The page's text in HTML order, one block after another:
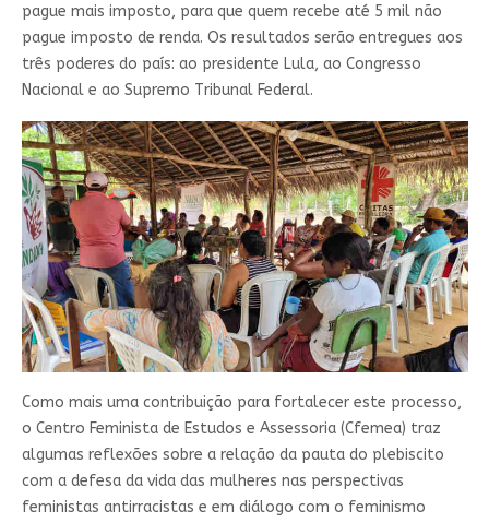
pague mais imposto, para que quem recebe até 5 mil não
pague imposto de renda. Os resultados serão entregues aos
três poderes do país: ao presidente Lula, ao Congresso
Nacional e ao Supremo Tribunal Federal.
Como mais uma contribuição para fortalecer este processo,
o Centro Feminista de Estudos e Assessoria (Cfemea) traz
algumas reflexões sobre a relação da pauta do plebiscito
com a defesa da vida das mulheres nas perspectivas
feministas antirracistas e em diálogo com o feminismo